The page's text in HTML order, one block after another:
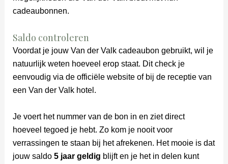
cadeaubonnen.
Saldo controleren
Voordat je jouw Van der Valk cadeaubon gebruikt, wil je
natuurlijk weten hoeveel erop staat. Dit check je
eenvoudig via de officiële website of bij de receptie van
een Van der Valk hotel.
Je voert het nummer van de bon in en ziet direct
hoeveel tegoed je hebt. Zo kom je nooit voor
verrassingen te staan bij het afrekenen. Het mooie is dat
jouw saldo 5 jaar geldig blijft en je het in delen kunt